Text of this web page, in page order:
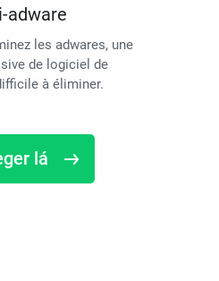
adware
les adwares, une
de logiciel de
à éliminer.
lá